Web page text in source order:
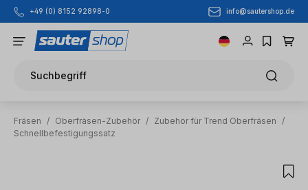
Zum Hauptinhalt springen
+49 (0) 8152 92898-0 info@sautershop.de
Suchbegriff
Fräsen / Oberfräsen-Zubehör / Zubehör für Trend Oberfräsen
/
Schnellbefestigungssatz